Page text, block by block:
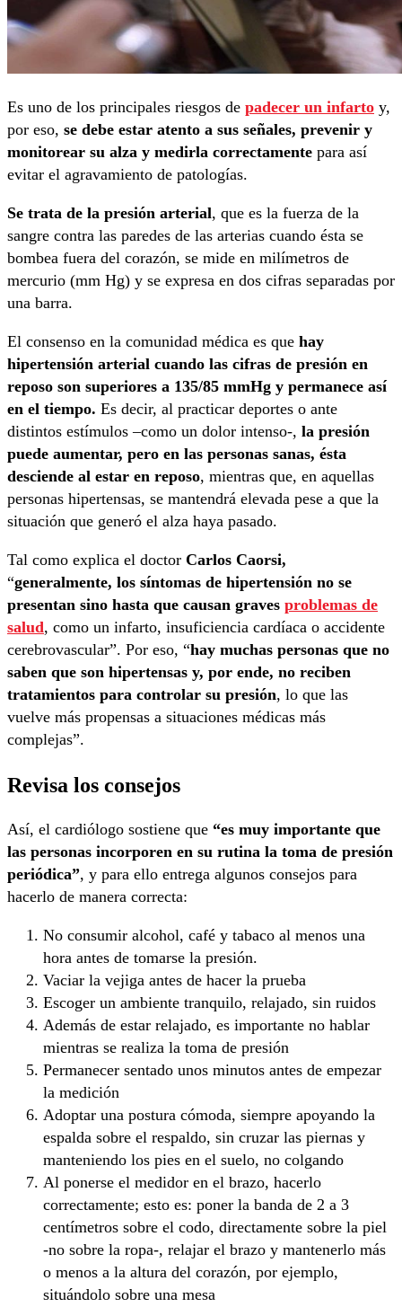
Es uno de los principales riesgos de padecer un infarto y,
por eso, se debe estar atento a sus señales, prevenir y
monitorear su alza y medirla correctamente para así
evitar el agravamiento de patologías.
Se trata de la presión arterial, que es la fuerza de la
sangre contra las paredes de las arterias cuando ésta se
bombea fuera del corazón, se mide en milímetros de
mercurio (mm Hg) y se expresa en dos cifras separadas por
una barra.
El consenso en la comunidad médica es que hay
hipertensión arterial cuando las cifras de presión en
reposo son superiores a 135/85 mmHg y permanece así
en el tiempo. Es decir, al practicar deportes o ante
distintos estímulos –como un dolor intenso-, la presión
puede aumentar, pero en las personas sanas, ésta
desciende al estar en reposo, mientras que, en aquellas
personas hipertensas, se mantendrá elevada pese a que la
situación que generó el alza haya pasado.
Tal como explica el doctor Carlos Caorsi,
“generalmente, los síntomas de hipertensión no se
presentan sino hasta que causan graves problemas de
salud, como un infarto, insuficiencia cardíaca o accidente
cerebrovascular”. Por eso, “hay muchas personas que no
saben que son hipertensas y, por ende, no reciben
tratamientos para controlar su presión, lo que las
vuelve más propensas a situaciones médicas más
complejas”.
Revisa los consejos
Así, el cardiólogo sostiene que “es muy importante que
las personas incorporen en su rutina la toma de presión
periódica”, y para ello entrega algunos consejos para
hacerlo de manera correcta:
No consumir alcohol, café y tabaco al menos una
hora antes de tomarse la presión.
Vaciar la vejiga antes de hacer la prueba
Escoger un ambiente tranquilo, relajado, sin ruidos
Además de estar relajado, es importante no hablar
mientras se realiza la toma de presión
Permanecer sentado unos minutos antes de empezar
la medición
Adoptar una postura cómoda, siempre apoyando la
espalda sobre el respaldo, sin cruzar las piernas y
manteniendo los pies en el suelo, no colgando
Al ponerse el medidor en el brazo, hacerlo
correctamente; esto es: poner la banda de 2 a 3
centímetros sobre el codo, directamente sobre la piel
-no sobre la ropa-, relajar el brazo y mantenerlo más
o menos a la altura del corazón, por ejemplo,
situándolo sobre una mesa